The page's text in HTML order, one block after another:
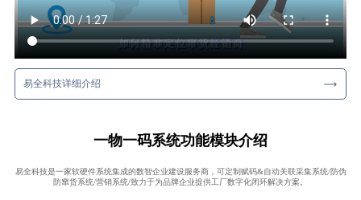
易全科技详细介绍
一物一码系统功能模块介绍
易全科技是一家软硬件系统集成的数智企业建设服务商，可定制赋码&自动关联采集系统/防伪
防窜货系统/营销系统/致力于为品牌企业提供工厂数字化闭环解决方案。